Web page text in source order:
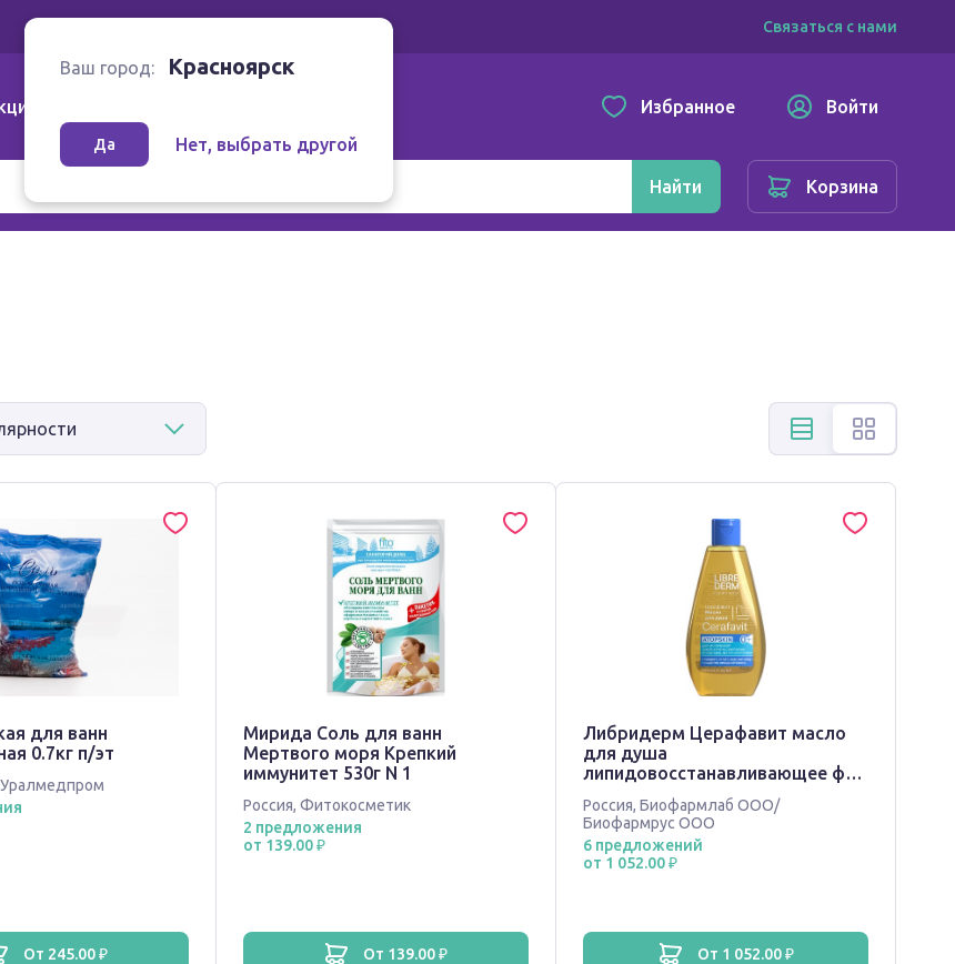
Связаться с нами
Избранное Войти
Найти Корзина
Ваш город: Красноярск
Да Нет, выбрать другой
для ванн
0.7кг п/эт
от 245.00 ₽
Мирида Соль для ванн
Мертвого моря Крепкий
иммунитет 530г N 1
Россия, Фитокосметик
2 предложения
от 139.00 ₽
от 139.00 ₽
Либридерм Церафавит масло
для душа
липидовосстанавливающее фл
Россия,Биофармлаб ООО/
Биофармрус ООО
6 предложений
от 1 052.00 ₽
от 1 052.00 ₽